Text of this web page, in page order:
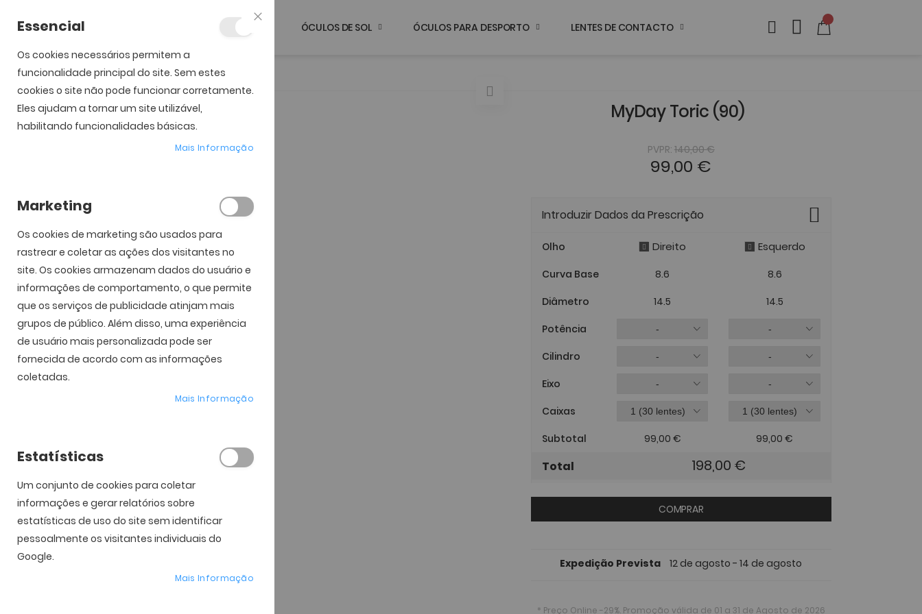
ÓCULOS DE SOL ÓCULOS PARA DESPORTO LENTES DE CONTACTO
Início MyDay Toric (90)
MarcaMyDay
Saltar para o final da
Galeria de imagens
Saltar para o início da
Galeria de imagens
MyDay Toric (90)
PVPR: 140,00 €
99,00 €
Introduzir Dados da Prescrição
Olho
Curva Base
Diâmetro
Potência
Cilindro
Eixo
Caixas
Subtotal
Direito
8.6
14.5
99,00 €
Esquerdo
8.6
14.5
99,00 €
Total 198,00 €
COMPRAR
Expedição Prevista 12 de agosto - 14 de agosto
* Preço Online -29%. Promoção válida de 01 a 31 de Agosto de 2026
Essencial
Os cookies necessários permitem a
funcionalidade principal do site. Sem estes
cookies o site não pode funcionar corretamente.
Eles ajudam a tornar um site utilizável,
habilitando funcionalidades básicas.
Mais Informação
Marketing
Os cookies de marketing são usados ​​para
rastrear e coletar as ações dos visitantes no
site. Os cookies armazenam dados do usuário e
informações de comportamento, o que permite
que os serviços de publicidade atinjam mais
grupos de público. Além disso, uma experiência
de usuário mais personalizada pode ser
fornecida de acordo com as informações
coletadas.
Mais Informação
Estatísticas
Um conjunto de cookies para coletar
informações e gerar relatórios sobre
estatísticas de uso do site sem identificar
pessoalmente os visitantes individuais do
Google.
Mais Informação